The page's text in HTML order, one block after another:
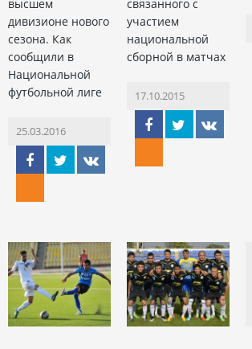
высшем
дивизионе нового
сезона. Как
сообщили в
Национальной
футбольной лиге
25.03.2016
связанного с
участием
национальной
сборной в матчах
17.10.2015